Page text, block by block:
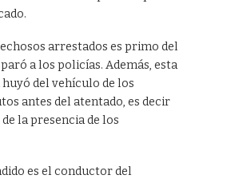
arrestados es primo del
a los policías. Además, esta
del vehículo de los
antes del atentado, es decir
la presencia de los
es el conductor del